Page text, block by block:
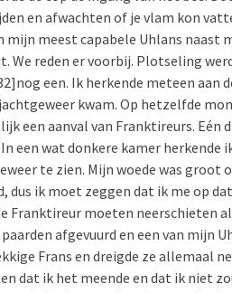
en afwachten of je vlam kon
mijn meest capabele Uhlans naast
We reden er voorbij. Plotseling
een. Ik herkende meteen aan
kwam. Op hetzelfde
een aanval van Franktireurs. Eén
een wat donkere kamer herkende
te zien. Mijn woede was groot
dus ik moet zeggen dat ik me op
Franktireur moeten neerschieten
afgevuurd en een van mijn
Frans en dreigde ze allemaal
dat ik het meende en dat ik niet